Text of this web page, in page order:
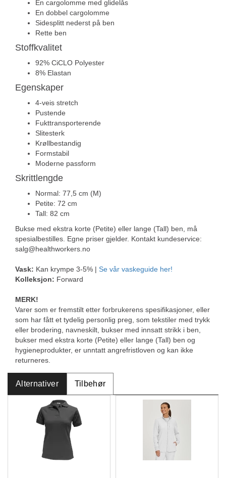
En cargolomme med glidelås
En dobbel cargolomme
Sidesplitt nederst på ben
Rette ben
Stoffkvalitet
92% CiCLO Polyester
8% Elastan
Egenskaper
4-veis stretch
Pustende
Fukttransporterende
Slitesterk
Krøllbestandig
Formstabil
Moderne passform
Skrittlengde
Normal: 77,5 cm (M)
Petite: 72 cm
Tall: 82 cm
Bukse med ekstra korte (Petite) eller lange (Tall) ben, må
spesialbestilles. Egne priser gjelder. Kontakt kundeservice:
salg@healthworkers.no
Vask: Kan krympe 3-5% | Se vår vaskeguide her!
Kolleksjon: Forward
MERK!
Varer som er fremstilt etter forbrukerens spesifikasjoner, eller
som har fått et tydelig personlig preg, som tekstiler med trykk
eller brodering, navneskilt, bukser med innsatt strikk i ben,
bukser med ekstra korte (Petite) eller lange (Tall) ben og
hygieneprodukter, er unntatt angrefristloven og kan ikke
returneres.
Alternativer Tilbehør